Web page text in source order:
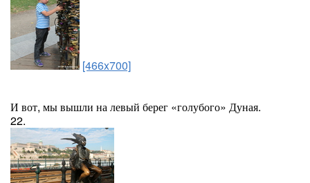
[466x700]
И вот, мы вышли на левый берег «голубого» Дуная.
22.